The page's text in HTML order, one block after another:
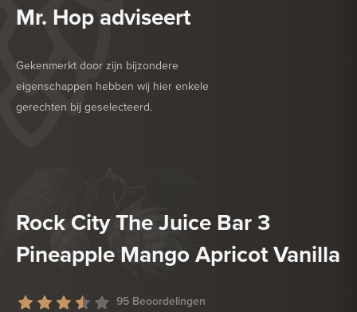
Mr. Hop adviseert
Gekenmerkt door zijn bijzondere
eigenschappen hebben wij hier enkele
gerechten bij geselecteerd.
HEERLIJK BIJ
Rock City The Juice Bar 3
Pineapple Mango Apricot Vanilla
95 Beoordelingen